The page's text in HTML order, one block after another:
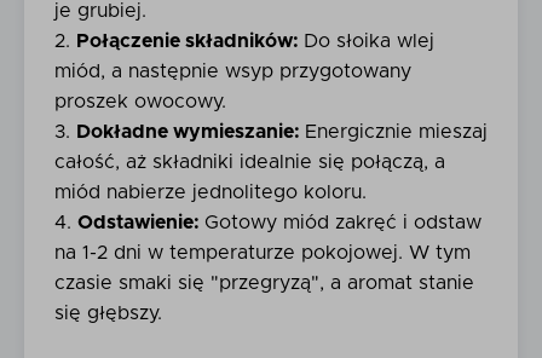
je grubiej.
Połączenie składników: Do słoika wlej
miód, a następnie wsyp przygotowany
proszek owocowy.
Dokładne wymieszanie: Energicznie mieszaj
całość, aż składniki idealnie się połączą, a
miód nabierze jednolitego koloru.
Odstawienie: Gotowy miód zakręć i odstaw
na 1-2 dni w temperaturze pokojowej. W tym
czasie smaki się "przegryzą", a aromat stanie
się głębszy.